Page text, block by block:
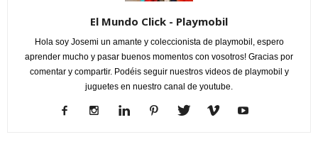
El Mundo Click - Playmobil
Hola soy Josemi un amante y coleccionista de playmobil, espero
aprender mucho y pasar buenos momentos con vosotros! Gracias por
comentar y compartir. Podéis seguir nuestros videos de playmobil y
juguetes en nuestro canal de youtube.